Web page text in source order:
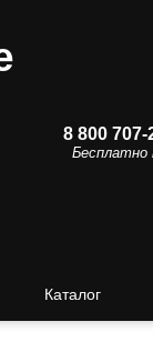
Каталог
8 800 707-